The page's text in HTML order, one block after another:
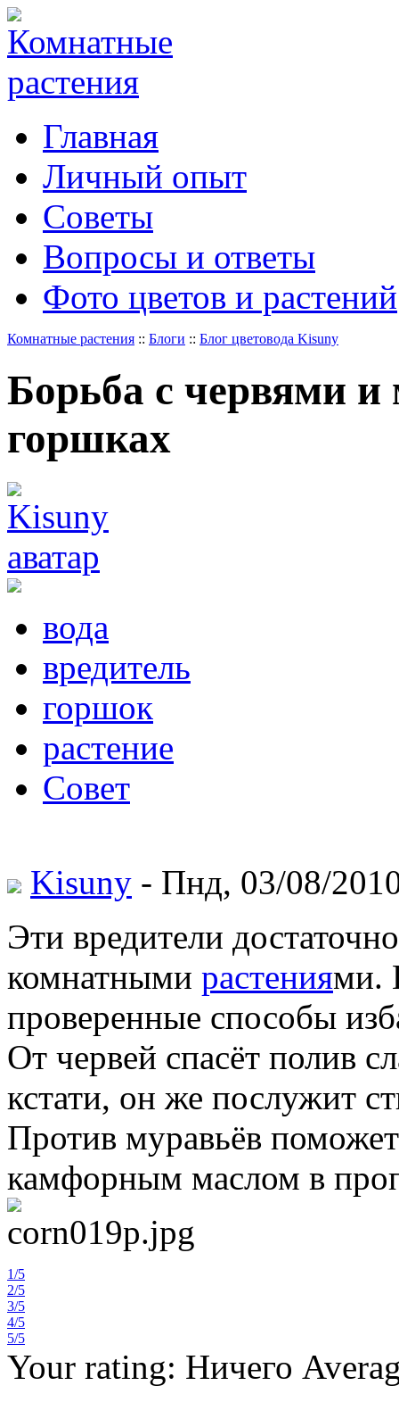
Главная
Личный опыт
Советы
Вопросы и ответы
Фото цветов и растений
Комнатные растения :: Блоги :: Блог цветовода Kisuny
Борьба с червями
горшках
вода
вредитель
горшок
растение
Совет
Kisuny - Пнд, 03/08/
Эти вредители
комнатными растениями.
проверенные способы
От червей спасёт полив
кстати, он же послужит
Против муравьёв
камфорным маслом в
1/5
2/5
3/5
4/5
5/5
Your rating: Ничего